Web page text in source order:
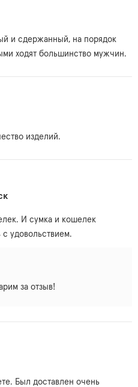
и сдержанный, на порядок
ходят большинство мужчин.
изделий.
И сумка и кошелек
с удовольствием.
за отзыв!
Был доставлен очень